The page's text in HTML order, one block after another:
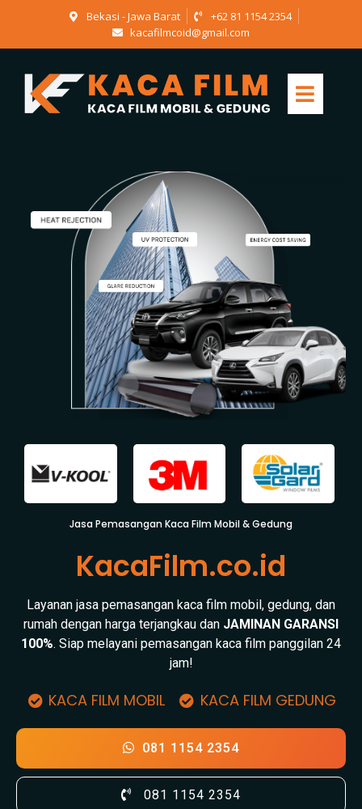
Bekasi - Jawa Barat
+62 81 1154 2354
kacafilmcoid@gmail.com
Jasa Pemasangan Kaca Film Mobil & Gedung
KacaFilm.co.id
Layanan jasa pemasangan kaca film mobil, gedung, dan
rumah dengan harga terjangkau dan JAMINAN GARANSI
100%. Siap melayani pemasangan kaca film panggilan 24
jam!
KACA FILM MOBIL KACA FILM GEDUNG
081 1154 2354
081 1154 2354